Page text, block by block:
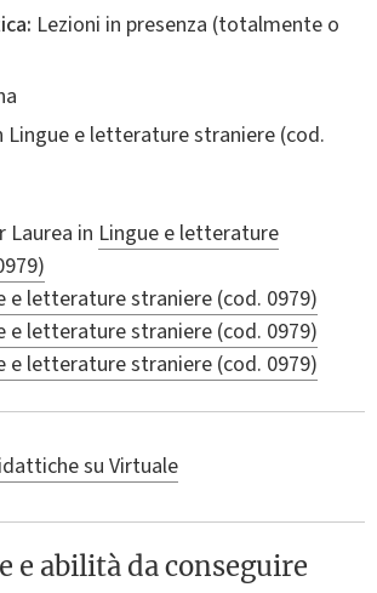
Lezioni in presenza (totalmente o
Lingue e letterature straniere (cod.
Laurea in Lingue e letterature
e letterature straniere (cod. 0979)
e letterature straniere (cod. 0979)
e letterature straniere (cod. 0979)
su Virtuale
e abilità da conseguire